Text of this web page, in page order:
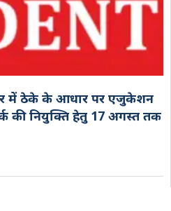
में ठेके के आधार पर एजुकेशन
की नियुक्ति हेतु 17 अगस्त तक